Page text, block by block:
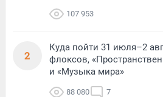
107 953
2
Куда пойти 31 июля–2
флоксов,
и «Музыка мира»
88 080 7